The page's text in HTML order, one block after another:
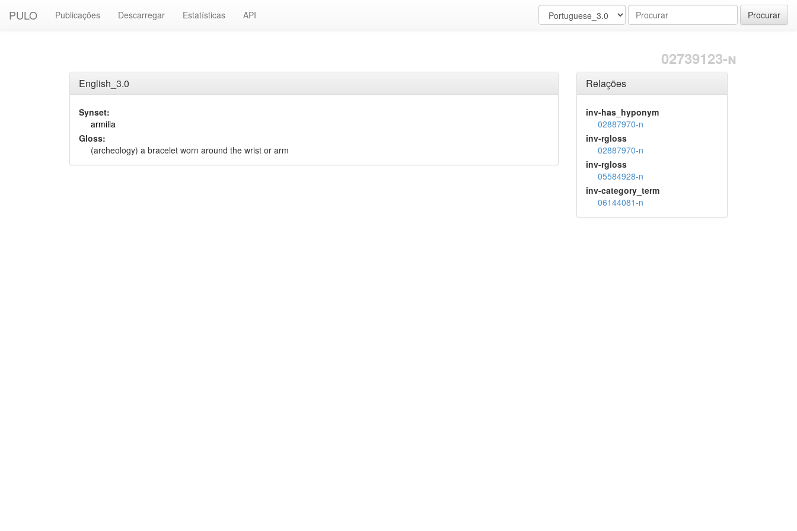
PULO Publicações Descarregar Estatísticas API Procurar
02739123-n
English_3.0
Synset:
armilla
Gloss:
(archeology) a bracelet worn around the wrist or arm
Relações
inv-has_hyponym
02887970-n
inv-rgloss
02887970-n
inv-rgloss
05584928-n
inv-category_term
06144081-n